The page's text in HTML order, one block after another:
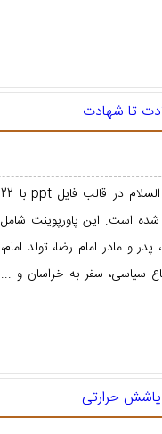
تا شهادت
پاورپوینت با موضوع زندگی نامه امام رضا علیه السلام در قالب فایل ppt با 22
شده است. این پاورپوینت شامل
و مادر امام رضا، تولد امام،
سیاسی، سفر به خراسان و ...
پاشش حرارتی